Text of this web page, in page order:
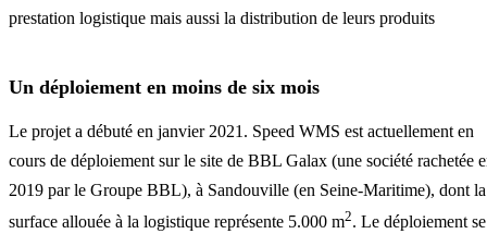
prestation logistique mais aussi la distribution de leurs produits
Un déploiement en moins de six mois
Le projet a débuté en janvier 2021. Speed WMS est actuellement en
cours de déploiement sur le site de BBL Galax (une société rachetée
2019 par le Groupe BBL), à Sandouville (en Seine-Maritime), dont la
surface allouée à la logistique représente 5.000 m2. Le déploiement se